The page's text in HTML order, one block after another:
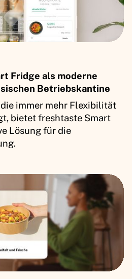
Fridge als moderne
Betriebskantine
immer mehr Flexibilität
bietet freshtaste Smart
Lösung für die